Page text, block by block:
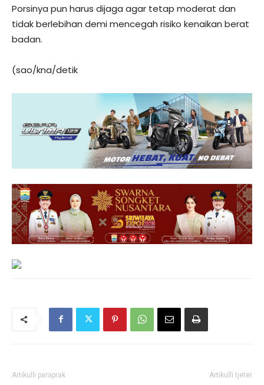
Porsinya pun harus dijaga agar tetap moderat dan
tidak berlebihan demi mencegah risiko kenaikan berat
badan.
(sao/kna/detik
Artikulli paraprak Artikulli tjetër